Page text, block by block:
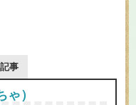
事
）